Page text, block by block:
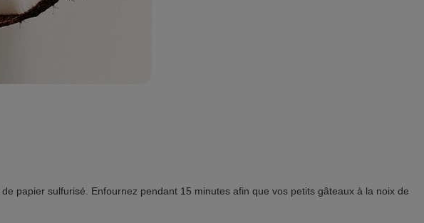
papier sulfurisé. Enfournez pendant 15 minutes afin que vos petits gâteaux à la noix de